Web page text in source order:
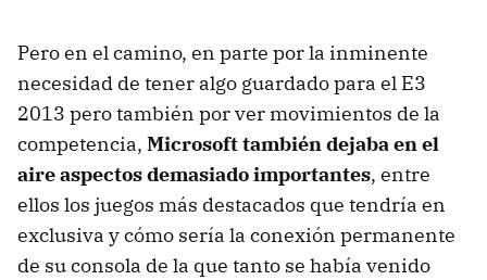
Pero en el camino, en parte por la inminente
necesidad de tener algo guardado para el E3
2013 pero también por ver movimientos de la
competencia, Microsoft también dejaba en el
aire aspectos demasiado importantes, entre
ellos los juegos más destacados que tendría en
exclusiva y cómo sería la conexión permanente
de su consola de la que tanto se había venido